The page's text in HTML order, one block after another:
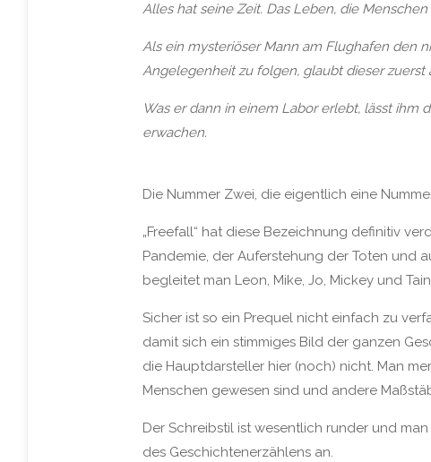
Alles hat seine Zeit. Das Leben, die Menschen
Als ein mysteriöser Mann am Flughafen den
Angelegenheit zu folgen, glaubt dieser
Was er dann in einem Labor erlebt, lässt ihm
erwachen.
Die Nummer Zwei, die eigentlich eine
„Freefall“ hat diese Bezeichnung definitiv
Pandemie, der Auferstehung der Toten und
begleitet man Leon, Mike, Jo, Mickey und
Sicher ist so ein Prequel nicht einfach zu
damit sich ein stimmiges Bild der ganzen
die Hauptdarsteller hier (noch) nicht. Man
Menschen gewesen sind und andere
Der Schreibstil ist wesentlich runder und
des Geschichtenerzählens an.